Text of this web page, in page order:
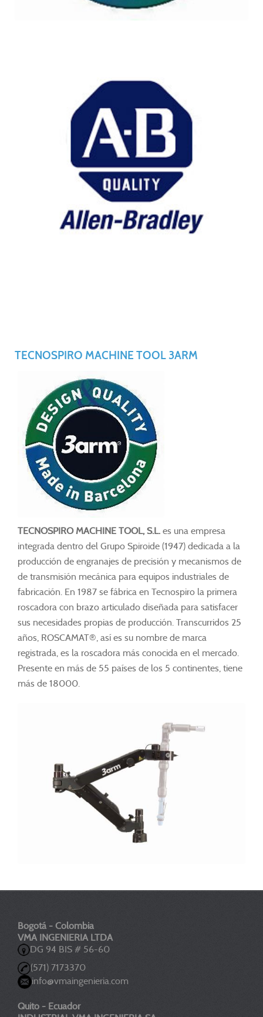
TECNOSPIRO MACHINE TOOL 3ARM
TECNOSPIRO MACHINE TOOL, S.L. es una empresa
integrada dentro del Grupo Spiroide (1947) dedicada a la
producción de engranajes de precisión y mecanismos de
de transmisión mecánica para equipos industriales de
fabricación. En 1987 se fábrica en Tecnospiro la primera
roscadora con brazo articulado diseñada para satisfacer
sus necesidades propias de producción. Transcurridos 25
años, ROSCAMAT®, así es su nombre de marca
registrada, es la roscadora más conocida en el mercado.
Presente en más de 55 países de los 5 continentes, tiene
más de 18000.
Bogotá - Colombia
VMA INGENIERIA LTDA
DG 94 BIS # 56-60
(571) 7173370
info@vmaingenieria.com
Quito - Ecuador